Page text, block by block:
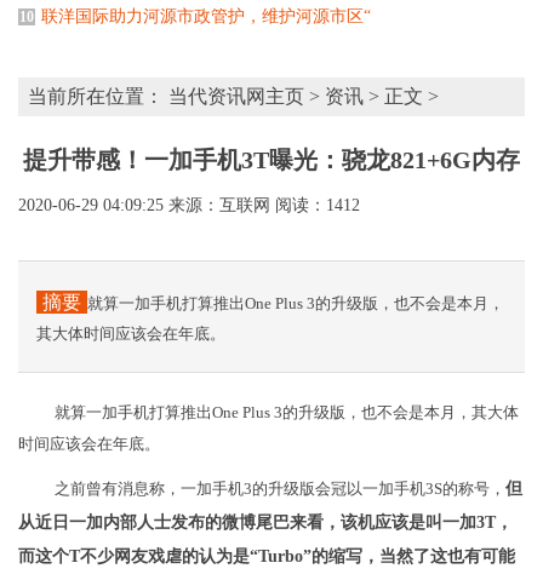
10 联洋国际助力河源市政管护，维护河源市区“
当前所在位置： 当代资讯网主页 > 资讯 > 正文 >
提升带感！一加手机3T曝光：骁龙821+6G内存
2020-06-29 04:09:25 来源：互联网 阅读：1412
摘要 就算一加手机打算推出One Plus 3的升级版，也不会是本月，
其大体时间应该会在年底。
就算一加手机打算推出One Plus 3的升级版，也不会是本月，其大体
时间应该会在年底。
之前曾有消息称，一加手机3的升级版会冠以一加手机3S的称号， 但
从近日一加内部人士发布的微博尾巴来看，该机应该是叫一加3T，
而这个T不少网友戏虐的认为是“Turbo”的缩写，当然了这也有可能